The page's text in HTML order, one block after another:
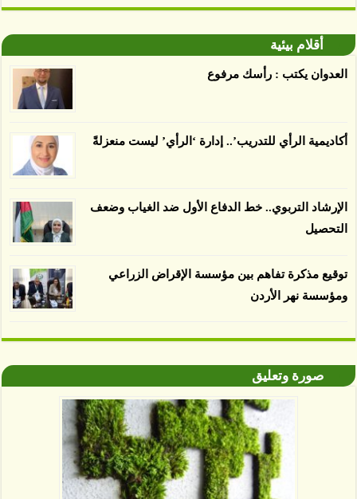
اعتمادها على أنها مستدامة تدمرت بشكل أسرع من
الأرض غير المعتمدة، وذلك حسب دراسة كشفت
الغطاء عن أي ادعاءات تقول بأن الزيت يمكن ألا
صديقة للبيئة 38 في المئة من زراعتها منذ عام 2007،
أقلام بيئية
العدوان يكتب : رأسك مرفوع
أكاديمية الرأي للتدريب’.. إدارة ‘الرأي’ ليست منعزلةً
الإرشاد التربوي.. خط الدفاع الأول ضد الغياب وضعف
التحصيل
توقيع مذكرة تفاهم بين مؤسسة الإقراض الزراعي
ومؤسسة نهر الأردن
صورة وتعليق